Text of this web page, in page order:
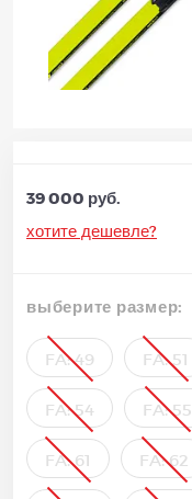
39 000 руб.
хотите дешевле?
выберите размер:
FA: 49 FA: 51
FA: 54 FA: 55
FA: 61 FA: 62